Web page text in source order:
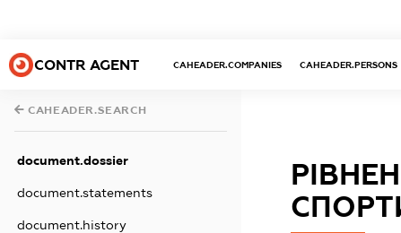
CONTR AGENT CAHEADER.COMPANIES CAHEADER.PERSONS
CAHEADER.SEARCH
document.dossier
document.statements
document.history